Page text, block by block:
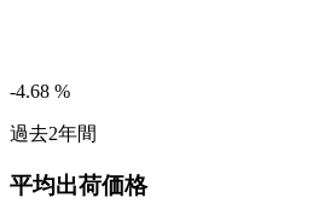
-4.68 %
過去2年間
平均出荷価格